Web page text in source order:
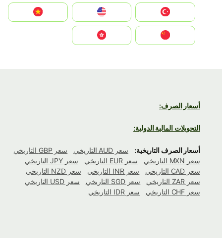
United States
Vietnam
أسعار الصرف:
التحويلات المالية الدولية:
أسعار الصرف التاريخية: سعر AUD التاريخي
سعر GBP التاريخي
سعر MXN التاريخي
سعر EUR التاريخي
سعر JPY التاريخي
سعر CAD التاريخي
سعر INR التاريخي
سعر NZD التاريخي
سعر ZAR التاريخي
سعر SGD التاريخي
سعر USD التاريخي
سعر CHF التاريخي
سعر IDR التاريخي